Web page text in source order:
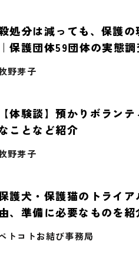
処分は減っても、保護
｜保護団体59団体の実態
2026】
野芽子
【体験談】預かりボラン
ことなど紹介
野芽子
護犬・保護猫のトライ
由、準備に必要なものを紹
トコトお結び事務局